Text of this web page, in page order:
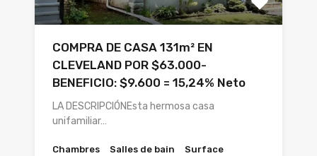
COMPRA DE CASA 131m² EN
CLEVELAND POR $63.000-
BENEFICIO: $9.600 = 15,24% Neto
LA DESCRIPCIÓNEsta hermosa casa
unifamiliar…
Chambres Salles de bain Surface